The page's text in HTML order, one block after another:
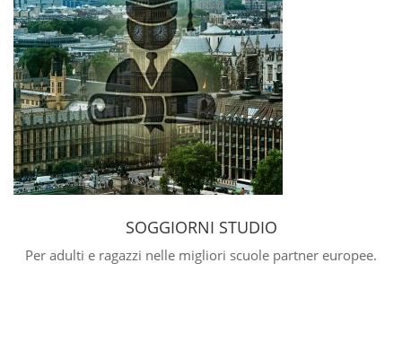
SOGGIORNI STUDIO
Per adulti e ragazzi nelle migliori scuole partner europee.